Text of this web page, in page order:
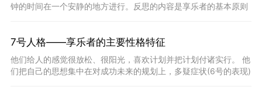
钟的时间在一个安静的地方进行。反思的内容是享乐者的基本原则
7号人格——享乐者的主要性格特征
他们给人的感觉很放松、很阳光，喜欢计划并把计划付诸实行。 他
们把自己的思想集中在对成功未来的规划上，多疑症状(6号的表现)